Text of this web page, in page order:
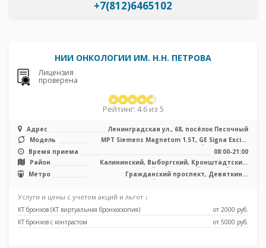
+7(812)6465102
НИИ ОНКОЛОГИИ ИМ. Н.Н. ПЕТРОВА
Лицензия
проверена
Рейтинг: 4.6 из 5
Адрес
Ленинградская ул., 68, посёлок Песочный
Модель
МРТ Siemens Magnetom 1.5T, GE Signa Excite
HD 1.5T закрытый тип, КТ Ph ...
Время приема
08:00-21:00
Район
Калининский, Выборгский, Кронштадтский,
Курортный, Приморский, Лен. область
Метро
Гражданский проспект, Девяткино,
Комендантский проспект, Озерки, Парнас,
Услуги и цены с учетом акций и льгот ↓
КТ бронхов (КТ виртуальная бронхоскопия)
от 2000 pуб.
КТ бронхов с контрастом
от 5000 pуб.